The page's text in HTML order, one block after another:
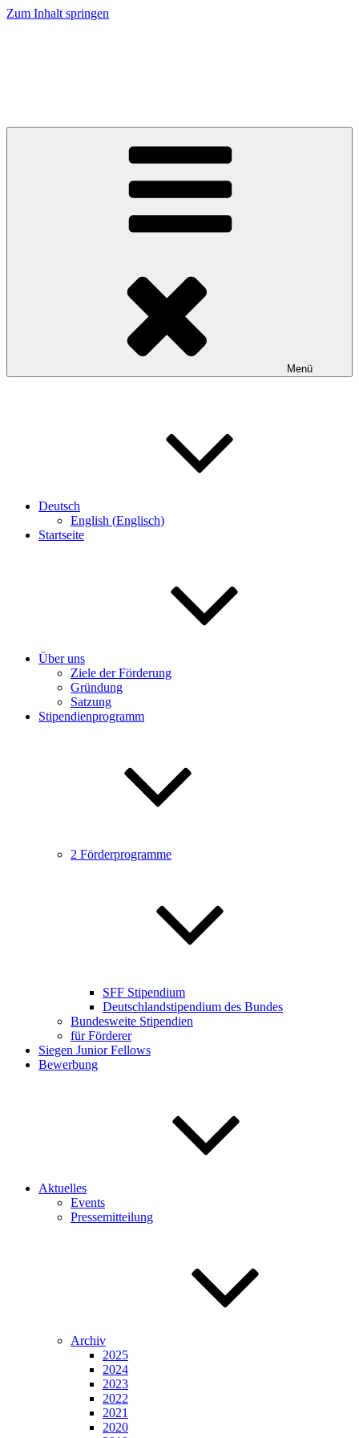
Zum Inhalt springen
Menü
Deutsch
English (Englisch)
Startseite
Über uns
Ziele der Förderung
Gründung
Satzung
Stipendienprogramm
2 Förderprogramme
SFF Stipendium
Deutschlandstipendium des Bundes
Bundesweite Stipendien
für Förderer
Siegen Junior Fellows
Bewerbung
Aktuelles
Events
Pressemitteilung
Archiv
2025
2024
2023
2022
2021
2020